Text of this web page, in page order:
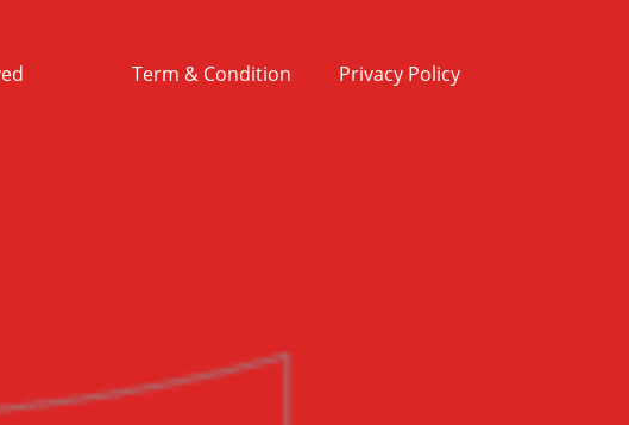
Term & Condition Privacy Policy